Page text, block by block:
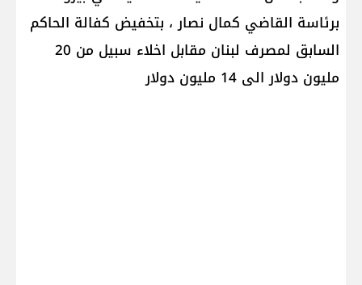
برئاسة القاضي كمال نصار ، بتخفيض كفالة الحاكم
السابق لمصرف لبنان مقابل اخلاء سبيل من 20
مليون دولار الى 14 مليون دولار